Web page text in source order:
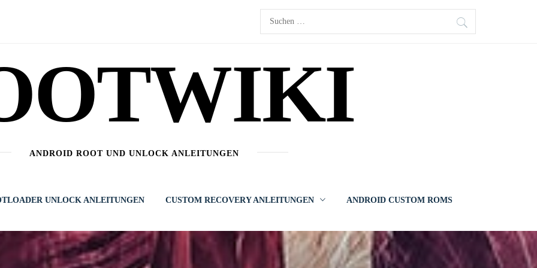
Suchen
nach:
ANDROID ROOT UND UNLOCK ANLEITUNGEN
UNLOCK ANLEITUNGEN CUSTOM RECOVERY ANLEITUNGEN ANDROID CUSTOM ROMS